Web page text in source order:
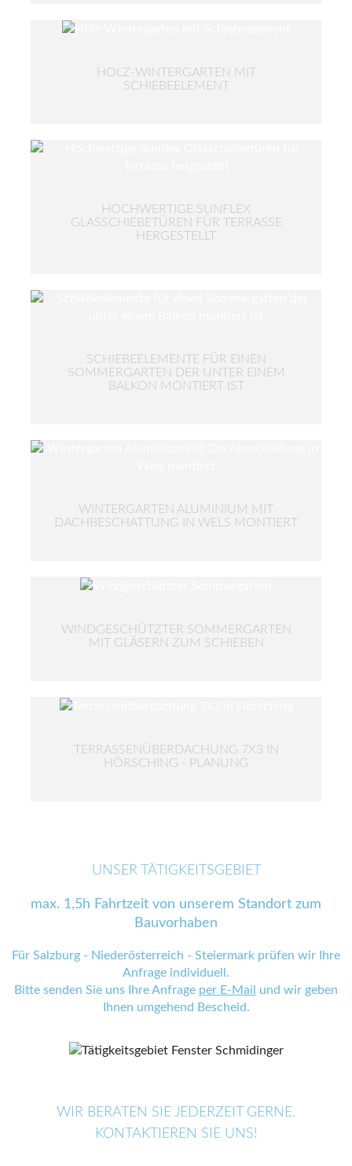
HOLZ-WINTERGARTEN MIT
SCHIEBEELEMENT
HOCHWERTIGE SUNFLEX
GLASSCHIEBETÜREN FÜR TERRASSE
HERGESTELLT
SCHIEBEELEMENTE FÜR EINEN
SOMMERGARTEN DER UNTER EINEM
BALKON MONTIERT IST
WINTERGARTEN ALUMINIUM MIT
DACHBESCHATTUNG IN WELS MONTIERT
WINDGESCHÜTZTER SOMMERGARTEN
MIT GLÄSERN ZUM SCHIEBEN
TERRASSENÜBERDACHUNG 7X3 IN
HÖRSCHING - PLANUNG
UNSER TÄTIGKEITSGEBIET
max. 1,5h Fahrtzeit von unserem Standort zum
Bauvorhaben
Für Salzburg - Niederösterreich - Steiermark prüfen wir Ihre
Anfrage individuell.
Bitte senden Sie uns Ihre Anfrage per E-Mail
und wir geben
Ihnen umgehend Bescheid.
WIR BERATEN SIE JEDERZEIT GERNE.
KONTAKTIEREN SIE UNS!